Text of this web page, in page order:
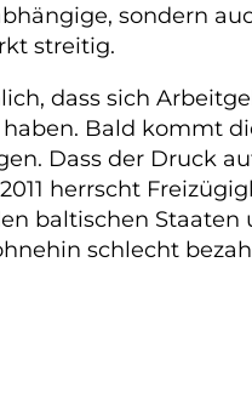
sondern
streitig.
dass sich
Bald kommt
Dass der Druck
herrscht
baltischen
schlecht